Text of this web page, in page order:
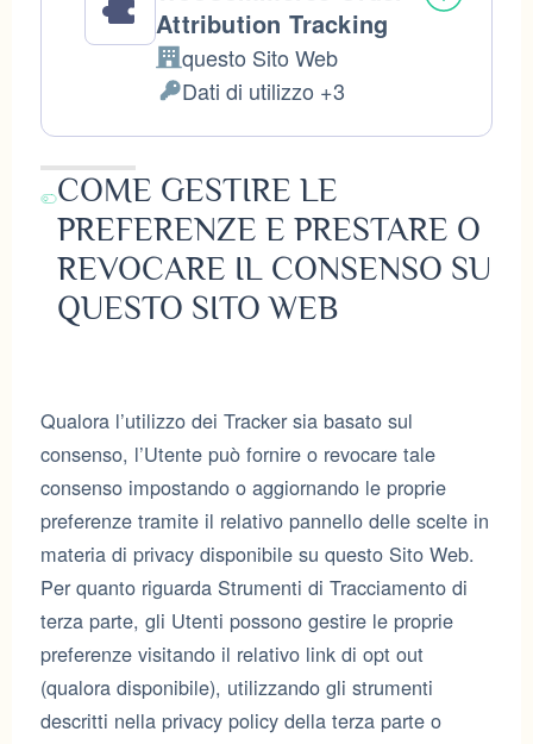
Attribution Tracking
Azienda:
questo Sito Web
Dati
Personali
trattati:
Dati di utilizzo +3
COME GESTIRE LE
PREFERENZE E PRESTARE O
REVOCARE IL CONSENSO SU
QUESTO SITO WEB
Qualora l’utilizzo dei Tracker sia basato sul
consenso, l’Utente può fornire o revocare tale
consenso impostando o aggiornando le proprie
preferenze tramite il relativo pannello delle scelte in
materia di privacy disponibile su questo Sito Web.
Per quanto riguarda Strumenti di Tracciamento di
terza parte, gli Utenti possono gestire le proprie
preferenze visitando il relativo link di opt out
(qualora disponibile), utilizzando gli strumenti
descritti nella privacy policy della terza parte o